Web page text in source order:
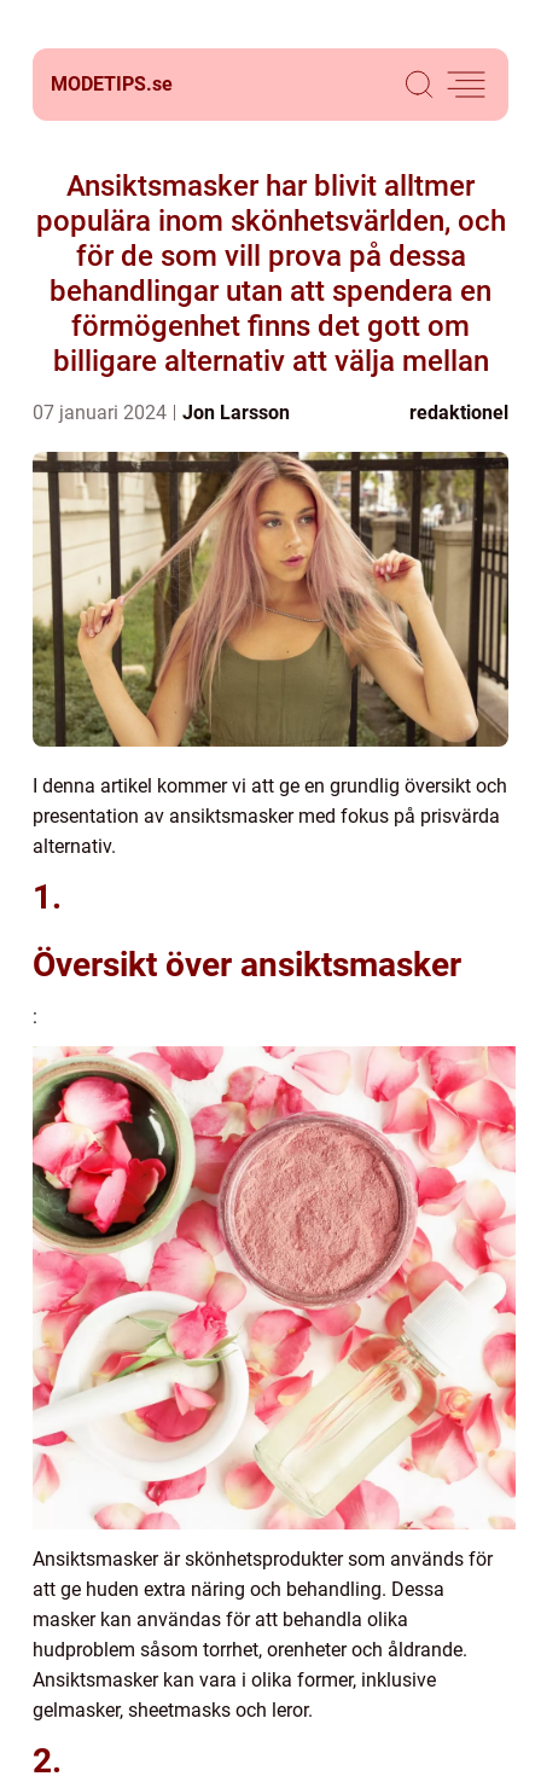
MODETIPS.se
Ansiktsmasker har blivit alltmer
populära inom skönhetsvärlden, och
för de som vill prova på dessa
behandlingar utan att spendera en
förmögenhet finns det gott om
billigare alternativ att välja mellan
07 januari 2024 Jon Larsson redaktionel
I denna artikel kommer vi att ge en grundlig översikt och
presentation av ansiktsmasker med fokus på prisvärda
alternativ.
1.
Översikt över ansiktsmasker
:
Ansiktsmasker är skönhetsprodukter som används för
att ge huden extra näring och behandling. Dessa
masker kan användas för att behandla olika
hudproblem såsom torrhet, orenheter och åldrande.
Ansiktsmasker kan vara i olika former, inklusive
gelmasker, sheetmasks och leror.
2.